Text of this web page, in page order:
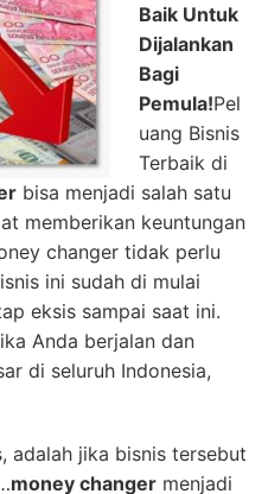
Baik Untuk
Dijalankan
Bagi
Pemula!Pel
uang Bisnis
Terbaik di
bisa menjadi salah satu
memberikan keuntungan
changer tidak perlu
ini sudah di mulai
eksis sampai saat ini.
Anda berjalan dan
di seluruh Indonesia,
adalah jika bisnis tersebut
money changer menjadi